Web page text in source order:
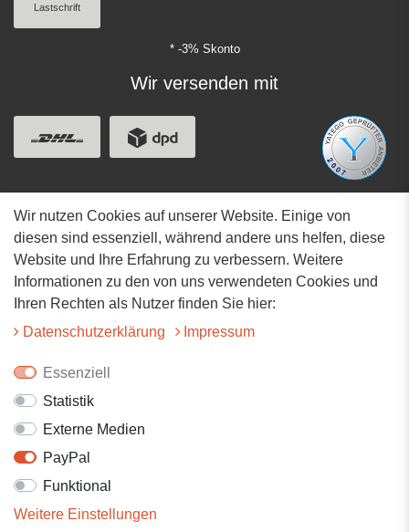
Lastschrift
* -3% Skonto
Wir versenden mit
Adresse
Hauptstrasse 34
73117 Wangen
07161-9566068
Wir nutzen Cookies auf unserer Website. Einige von
diesen sind essenziell, während andere uns helfen, diese
Website und Ihre Erfahrung zu verbessern. Weitere
Informationen zu den von uns verwendeten Cookies und
Ihren Rechten als Nutzer finden Sie hier:
Daten­schutz­erklärung
Impressum
Essenziell
Statistik
Externe Medien
PayPal
Funktional
Weitere Einstellungen